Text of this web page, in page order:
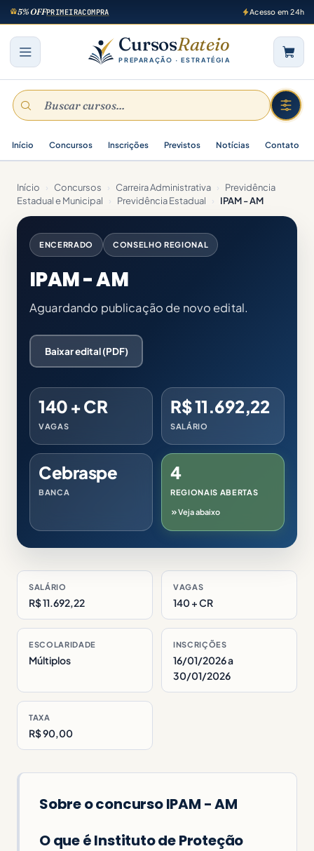
5% OFFPRIMEIRACOMPRA Acesso em 24h
CursosRateio
PREPARAÇÃO · ESTRATÉGIA
Início Concursos Inscrições Previstos Notícias Contato
Início › Concursos › Carreira Administrativa ›
Previdência
Estadual e Municipal
› Previdência Estadual › IPAM - AM
ENCERRADO CONSELHO REGIONAL
IPAM - AM
Aguardando publicação de novo edital.
Baixar edital (PDF)
140 + CR
VAGAS
R$ 11.692,22
SALÁRIO
Cebraspe
BANCA
4
REGIONAIS ABERTAS
Veja abaixo
SALÁRIO
R$ 11.692,22
VAGAS
140 + CR
ESCOLARIDADE
Múltiplos
INSCRIÇÕES
16/01/2026 a
30/01/2026
TAXA
R$ 90,00
Sobre o concurso IPAM - AM
O que é Instituto de Proteção